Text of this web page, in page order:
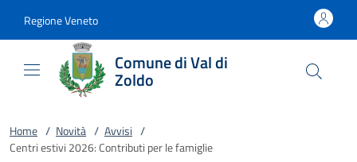
Regione Veneto
Comune di Val di
Zoldo
Home / Novità / Avvisi /
Centri estivi 2026: Contributi per le famiglie